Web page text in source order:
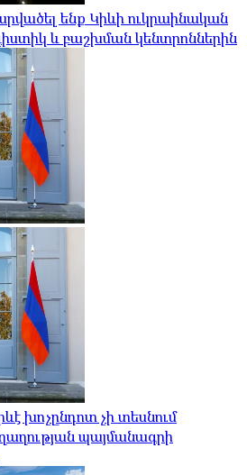
ենք Կիևի ուկրաինական
և բաշխման կենտրոններին
խոչընդոտ չի տեսնում
պայմանագրի